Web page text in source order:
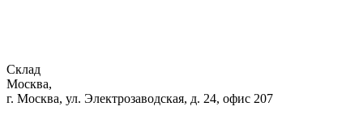
Склад
Москва,
г. Москва, ул. Электрозаводская, д. 24, офис 207